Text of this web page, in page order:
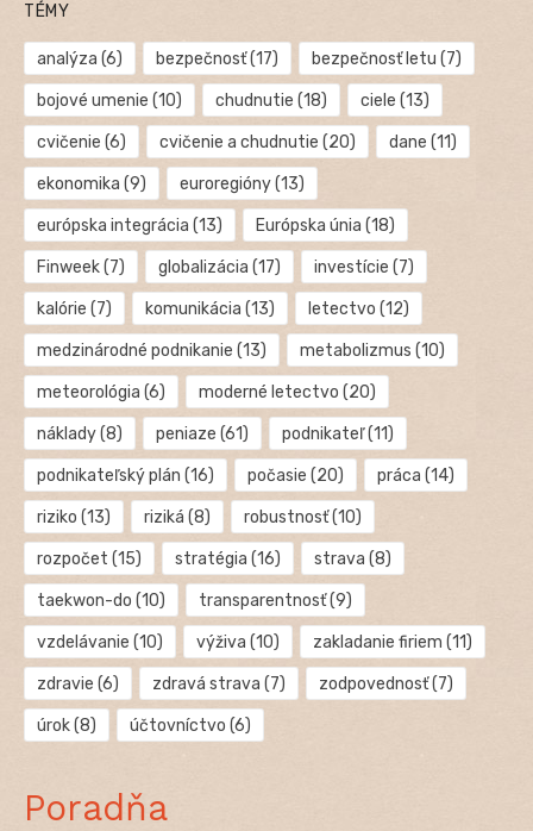
TÉMY
analýza (6) bezpečnosť(17) bezpečnosť letu (7)
bojové umenie (10) chudnutie (18) ciele (13)
cvičenie (6) cvičenie a chudnutie (20) dane (11)
ekonomika (9) euroregióny(13)
európska integrácia (13) Európska únia (18)
Finweek(7) globalizácia (17) investície (7)
kalórie (7) komunikácia (13) letectvo (12)
medzinárodné podnikanie (13) metabolizmus (10)
meteorológia (6) moderné letectvo (20)
náklady(8) peniaze (61) podnikateľ(11)
podnikateľský plán (16) počasie (20) práca (14)
riziko (13) riziká (8) robustnosť(10)
rozpočet (15) stratégia (16) strava (8)
taekwon-do (10) transparentnosť(9)
vzdelávanie (10) výživa (10) zakladanie firiem (11)
zdravie (6) zdravá strava (7) zodpovednosť(7)
úrok(8) účtovníctvo (6)
Poradňa